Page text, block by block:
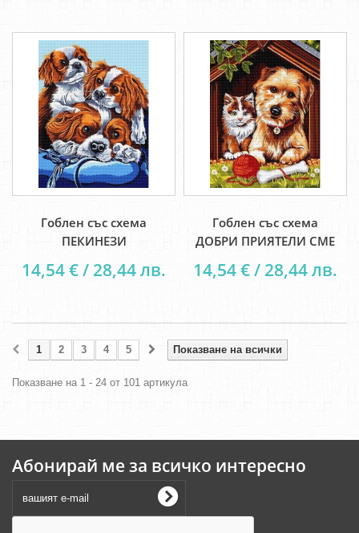
Гоблен със схема
ПЕКИНЕЗИ
14,54 € / 28,44 лв.
Гоблен със схема
ДОБРИ ПРИЯТЕЛИ СМЕ
14,54 € / 28,44 лв.
Показване на всички
1 2 3 4 5
Показване на 1 - 24 от 101 артикула
Абонирай ме за всичко интересно